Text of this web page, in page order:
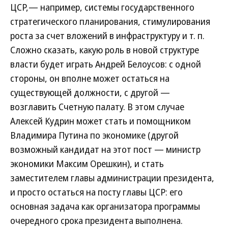
ЦСР,— например, системы государственного
стратегического планирования, стимулирования
роста за счет вложений в инфраструктуру и т. п.
Сложно сказать, какую роль в новой структуре
власти будет играть Андрей Белоусов: с одной
стороны, он вполне может остаться на
существующей должности, с другой —
возглавить Счетную палату. В этом случае
Алексей Кудрин может стать и помощником
Владимира Путина по экономике (другой
возможный кандидат на этот пост — министр
экономики Максим Орешкин), и стать
заместителем главы администрации президента,
и просто остаться на посту главы ЦСР: его
основная задача как организатора программы
очередного срока президента выполнена.